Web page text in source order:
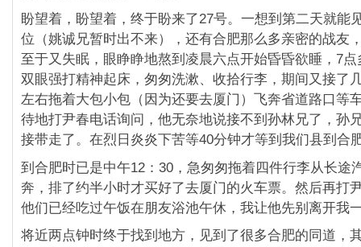
盼望着，盼望着，终于盼来了27号。一想到第二天就能
位（姚诚兄暂时出不来），还有合肥那么多亲密的战友
至于又失眠，眼睁睁地熬到凌晨六点开始昏昏欲睡，7
双眼强打精神起床，匆匆洗漱、收拾行李，期间又接了
左右拖着大包小包（因为还要去厦门）飞奔省道路口等
待地打尹春电话询问，他无奈地说接不到孙林兄了，孙
接带走了。在烈日炎炎下苦等40分钟才等到我们县到合
到合肥时已是中午12：30，急匆匆拖着四件行李从长途
奔，排了约半小时才买好了去厦门的火车票。然后再打
他们已经吃过午饭在朋友浴池午休，我让他先别离开我
将近两点钟时终于找到地方，见到了很多合肥的同道，